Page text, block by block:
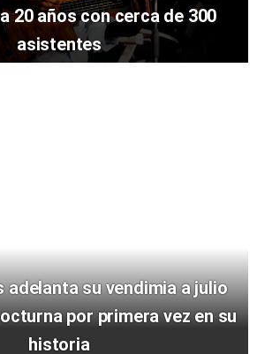
20 años con cerca de 300
asistentes
adelanta su vendimia a julio
por primera vez en su
historia